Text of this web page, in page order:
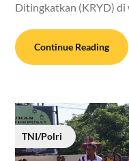
Ditingkatkan (KRYD)
Continue Reading
TNI/Polri